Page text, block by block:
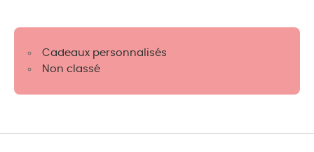
Cadeaux personnalisés
Non classé